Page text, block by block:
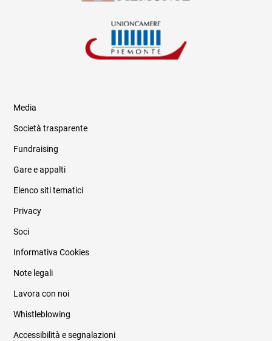
Informazioni legali e trasparenza
Media
Società trasparente
Fundraising
Gare e appalti
Elenco siti tematici
Privacy
Soci
Informativa Cookies
Note legali
Lavora con noi
Whistleblowing
Accessibilità e segnalazioni